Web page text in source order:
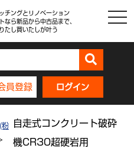
チングとリノベーション
なら新品から中古品まで、
たし買いたしが叶う
員登録 ログイン
粉
自走式コンクリート破砕
機CR30超硬岩用